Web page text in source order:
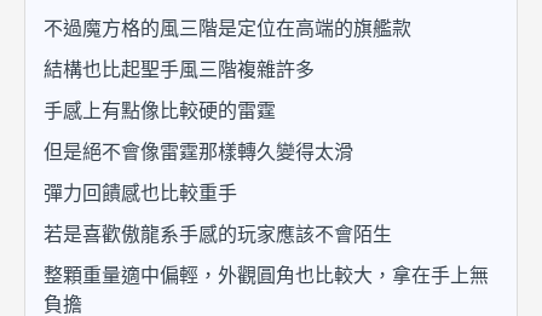
不過魔方格的風三階是定位在高端的旗艦款
結構也比起聖手風三階複雜許多
手感上有點像比較硬的雷霆
但是絕不會像雷霆那樣轉久變得太滑
彈力回饋感也比較重手
若是喜歡傲龍系手感的玩家應該不會陌生
整顆重量適中偏輕，外觀圓角也比較大，拿在手上無
負擔